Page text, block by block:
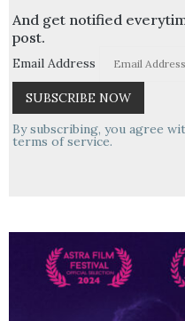
And get notified
post.
Email Address
By subscribing, you agree
terms of service.